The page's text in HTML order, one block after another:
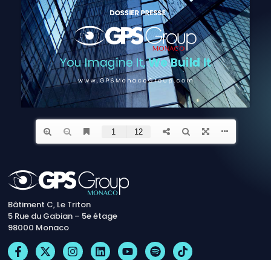
Bâtiment C, Le Triton
5 Rue du Gabian – 5e étage
98000 Monaco